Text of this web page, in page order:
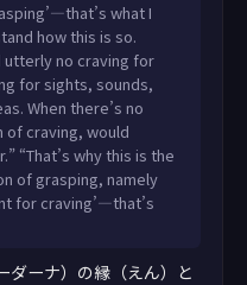
kho upādānaṁ
“Tasmātihānanda,
esa paccayo
taṇhā’ti iti k
what I
how this is so.
no craving for
for sights, sounds,
When there’s no
of craving, would
“That’s why this is the
of grasping, namely
for craving’—that’s
ダーナ）の縁（えん）と